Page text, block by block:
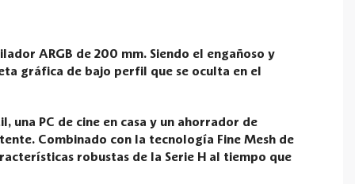
ARGB de 200 mm. Siendo el engañoso y
gráfica de bajo perfil que se oculta en el
PC de cine en casa y un ahorrador de
Combinado con la tecnología Fine Mesh de
robustas de la Serie H al tiempo que